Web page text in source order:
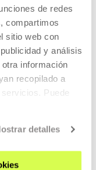
de redes
compartimos
sitio web con
y análisis
información
recopilado a
Puede
detalles